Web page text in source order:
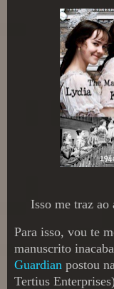
Isso me traz ao
Para isso, vou te
manuscrito
Guardian postou
Tertius